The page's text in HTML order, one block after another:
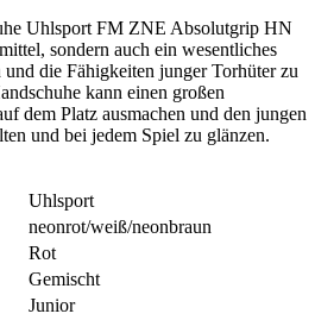
Uhlsport FM ZNE Absolutgrip HN
sondern auch ein wesentliches
die Fähigkeiten junger Torhüter zu
kann einen großen
dem Platz ausmachen und den jungen
und bei jedem Spiel zu glänzen.
Uhlsport
neonrot/weiß/neonbraun
Rot
Gemischt
Junior